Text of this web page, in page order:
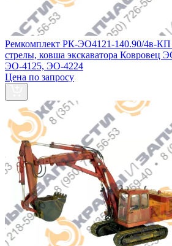
Ремкомплект РК-ЭО4121-140.90/4в-КП
стрелы, ковша экскаватора Ковровец
ЭО-4125, ЭО-4224
Цена по запросу